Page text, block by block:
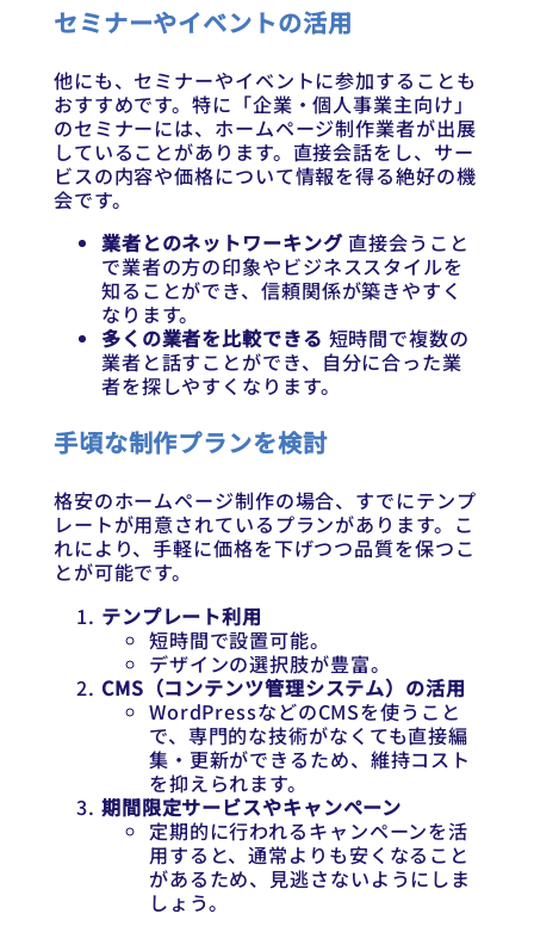
セミナーやイベントの活用
他にも、セミナーやイベントに参加することも
おすすめです。特に「企業・個人事業主向け」
のセミナーには、ホームページ制作業者が出展
していることがあります。直接会話をし、サー
ビスの内容や価格について情報を得る絶好の機
会です。
業者とのネットワーキング直接会うこと
で業者の方の印象やビジネススタイルを
知ることができ、信頼関係が築きやすく
なります。
多くの業者を比較できる 短時間で複数の
業者と話すことができ、自分に合った業
者を探しやすくなります。
手頃な制作プランを検討
格安のホームページ制作の場合、すでにテンプ
レートが用意されているプランがあります。こ
れにより、手軽に価格を下げつつ品質を保つこ
とが可能です。
テンプレート利用
短時間で設置可能。
デザインの選択肢が豊富。
CMS（コンテンツ管理システム）の活用
WordPressなどのCMSを使うこと
で、専門的な技術がなくても直接編
集・更新ができるため、維持コスト
を抑えられます。
期間限定サービスやキャンペーン
定期的に行われるキャンペーンを活
用すると、通常よりも安くなること
があるため、見逃さないようにしま
しょう。